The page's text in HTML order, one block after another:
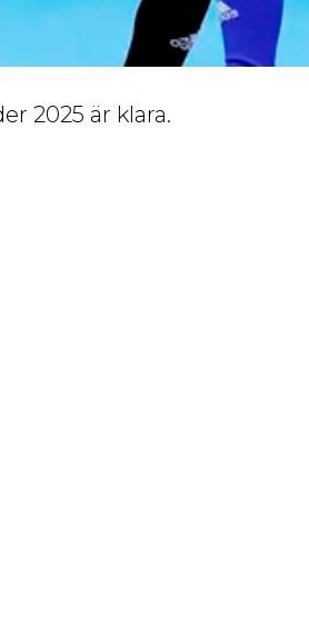
2025 är klara.